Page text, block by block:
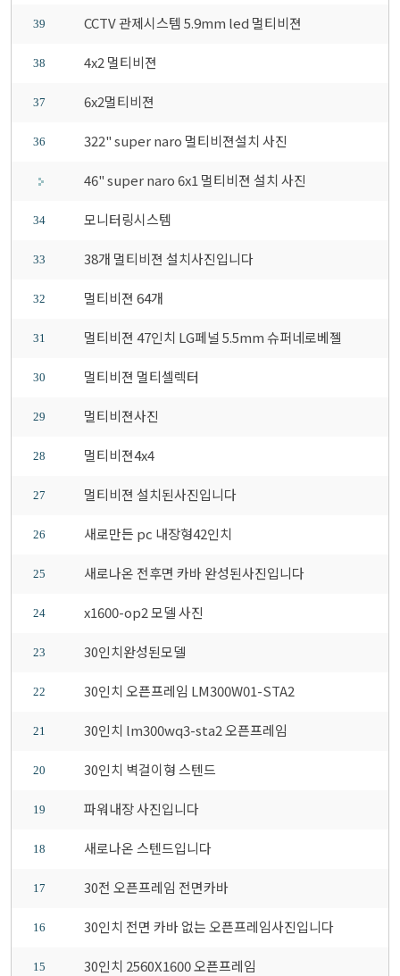
39 CCTV 관제시스템 5.9mm led 멀티비젼
38 4x2 멀티비젼
37 6x2멀티비젼
36 322" super naro 멀티비젼설치 사진
46" super naro 6x1 멀티비젼 설치 사진
34 모니터링시스템
33 38개 멀티비젼 설치사진입니다
32 멀티비젼 64개
31 멀티비젼 47인치 LG페널 5.5mm 슈퍼네로베젤
30 멀티비젼 멀티셀렉터
29 멀티비젼사진
28 멀티비젼4x4
27 멀티비젼 설치된사진입니다
26 새로만든 pc 내장형42인치
25 새로나온 전후면 카바 완성된사진입니다
24 x1600-op2 모델 사진
23 30인치완성된모델
22 30인치 오픈프레임 LM300W01-STA2
21 30인치 lm300wq3-sta2 오픈프레임
20 30인치 벽걸이형 스텐드
19 파워내장 사진입니다
18 새로나온 스텐드입니다
17 30전 오픈프레임 전면카바
16 30인치 전면 카바 없는 오픈프레임사진입니다
15 30인치 2560X1600 오픈프레임